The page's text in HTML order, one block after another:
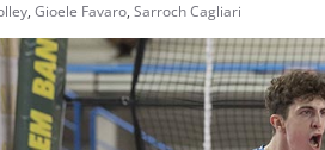
, Gioele Favaro, Sarroch Cagliari